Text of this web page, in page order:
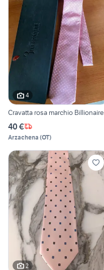
4
Cravatta rosa marchio Billionaire
40 €
Arzachena (OT)
2